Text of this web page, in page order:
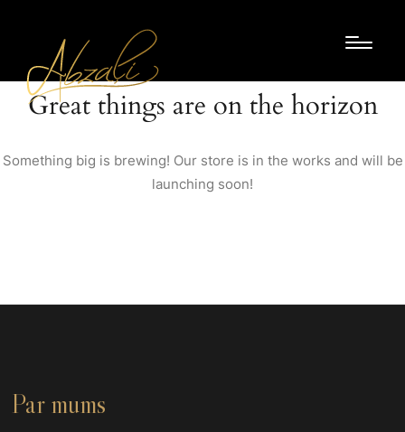
Great things are on the horizon
Something big is brewing! Our store is in the works and will be
launching soon!
Par mums